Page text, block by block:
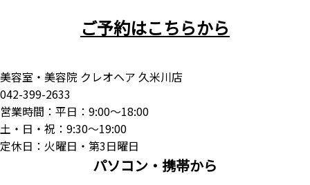
ご予約はこちらから
美容室・美容院 クレオヘア 久米川店
042-399-2633
営業時間：平日：9:00～18:00
土・日・祝：9:30～19:00
定休日：火曜日・第3日曜日
パソコン・携帯から